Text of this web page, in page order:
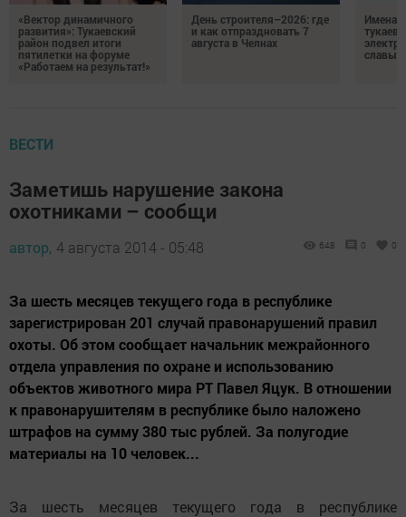
«Вектор динамичного
развития»: Тукаевский
район подвел итоги
пятилетки на форуме
«Работаем на результат!»
День строителя–2026: где
и как отпраздновать 7
августа в Челнах
Имена
славы
ВЕСТИ
Заметишь нарушение закона
охотниками – сообщи
автор, 4 августа 2014 - 05:48 648 0 0
За шесть месяцев текущего года в республике
зарегистрирован 201 случай правонарушений правил
охоты. Об этом сообщает начальник межрайонного
отдела управления по охране и использованию
объектов животного мира РТ Павел Яцук. В отношении
к правонарушителям в республике было наложено
штрафов на сумму 380 тыс рублей. За полугодие
материалы на 10 человек...
За шесть месяцев текущего года в республике